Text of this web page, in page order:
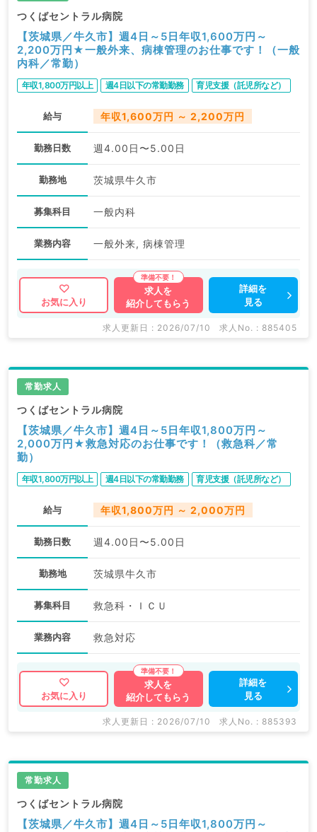
つくばセントラル病院
【茨城県／牛久市】週4日～5日年収1,600万円～
2,200万円★一般外来、病棟管理のお仕事です！（一般
内科／常勤）
年収1,800万円以上 週4日以下の常勤勤務 育児支援（託児所など）
給与 年収1,600万円 ～ 2,200万円
勤務日数 週4.00日〜5.00日
勤務地 茨城県牛久市
募集科目 一般内科
業務内容 一般外来, 病棟管理
お気に入り
求人を
紹介してもらう
詳細を
見る
求人更新日 : 2026/07/10 求人No. : 885405
常勤求人
つくばセントラル病院
【茨城県／牛久市】週4日～5日年収1,800万円～
2,000万円★救急対応のお仕事です！（救急科／常
勤）
年収1,800万円以上 週4日以下の常勤勤務 育児支援（託児所など）
給与 年収1,800万円 ～ 2,000万円
勤務日数 週4.00日〜5.00日
勤務地 茨城県牛久市
募集科目 救急科・ＩＣＵ
業務内容 救急対応
お気に入り
求人を
紹介してもらう
詳細を
見る
求人更新日 : 2026/07/10 求人No. : 885393
常勤求人
つくばセントラル病院
【茨城県／牛久市】週4日～5日年収1,800万円～